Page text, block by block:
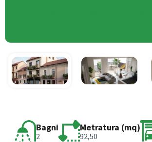
Bagni
2
Metratura (mq)
92,50